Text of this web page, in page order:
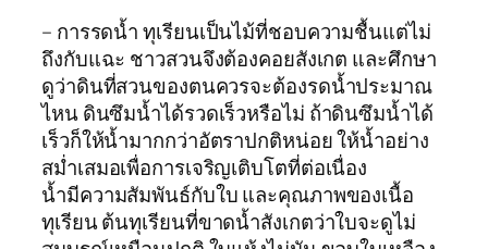
– การรดน้ำ ทุเรียนเป็นไม้ที่ชอบความชื้นแต่ไม่
ถึงกับแฉะ ชาวสวนจึงต้องคอยสังเกต และศึกษา
ดูว่าดินที่สวนของตนควรจะต้องรดน้ำประมาณ
ไหน ดินซึมน้ำได้รวดเร็วหรือไม่ ถ้าดินซึมน้ำได้
เร็วก็ให้น้ำมากกว่าอัตราปกติหน่อย ให้น้ำอย่าง
สม่ำเสมอเพื่อการเจริญเติบโตที่ต่อเนื่อง
น้ำมีความสัมพันธ์กับใบ และคุณภาพของเนื้อ
ทุเรียน ต้นทุเรียนที่ขาดน้ำสังเกตว่าใบจะดูไม่